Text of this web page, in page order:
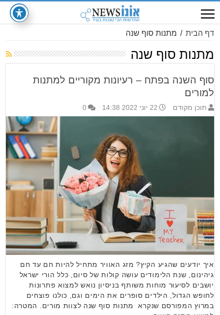
דף הבית / מתנות סוף שנה
מתנות סוף שנה
סוף השנה בפתח – רעיונות מקוריים למתנות
למורים
תוכן מקודם 22 יוני 2022 14:38 0
איך יודעים שהגיע הקיץ? מזג האוויר מתחיל להיות חם עד חם
גיהינום, שנת הלימודים עושה קולות של סיום, כלל הורי ישראל
יושבים לסיעור מוחות משותף בניסיון נואש למצוא פתרונות
לחופש הגדול, הילדים סופרים את הימים וגם, כולנו פוצחים
במרוץ המפורסם שנקרא מתנות סוף שנה לצוות מורים. המטרה: